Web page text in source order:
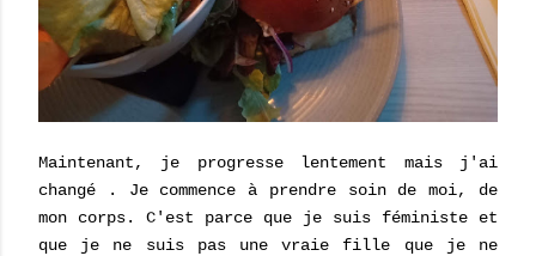
Maintenant, je progresse lentement mais j'ai
changé . Je commence à prendre soin de moi, de
mon corps. C'est parce que je suis féministe et
que je ne suis pas une vraie fille que je ne